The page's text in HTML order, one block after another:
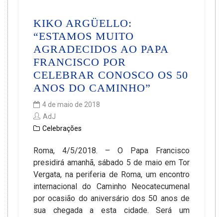
KIKO ARGÜELLO:
“ESTAMOS MUITO
AGRADECIDOS AO PAPA
FRANCISCO POR
CELEBRAR CONOSCO OS 50
ANOS DO CAMINHO”
4 de maio de 2018
AdJ
Celebrações
Roma, 4/5/2018. – O Papa Francisco
presidirá amanhã, sábado 5 de maio em Tor
Vergata, na periferia de Roma, um encontro
internacional do Caminho Neocatecumenal
por ocasião do aniversário dos 50 anos de
sua chegada a esta cidade. Será um